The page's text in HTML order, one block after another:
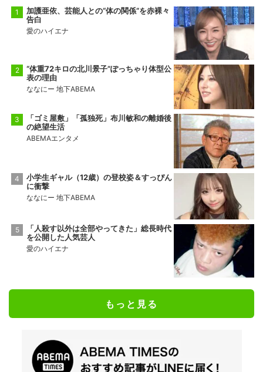
加護亜依、芸能人との“体の関係”を赤裸々
告白
愛のハイエナ
“体重72キロの北川景子”ぽっちゃり体型公
表の理由
ななにー 地下ABEMA
「ゴミ屋敷」「孤独死」布川敏和の離婚後
の絶望生活
ABEMAエンタメ
小学生ギャル（12歳）の登校姿＆すっぴん
に衝撃
ななにー 地下ABEMA
「人殺す以外は全部やってきた」総長時代
を公開した人気芸人
愛のハイエナ
もっと見る